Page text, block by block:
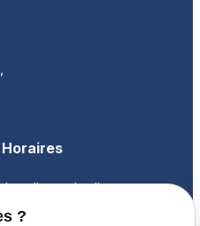
Horaires
Lundi-vendredi
08:30-18:00
?